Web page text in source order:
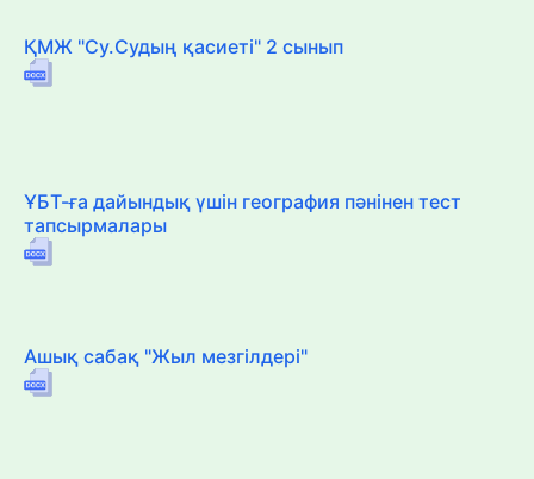
ҚМЖ "Су.Судың қасиеті" 2 сынып
ҰБТ-ға дайындық үшін география пәнінен тест
тапсырмалары
Ашық сабақ "Жыл мезгілдері"